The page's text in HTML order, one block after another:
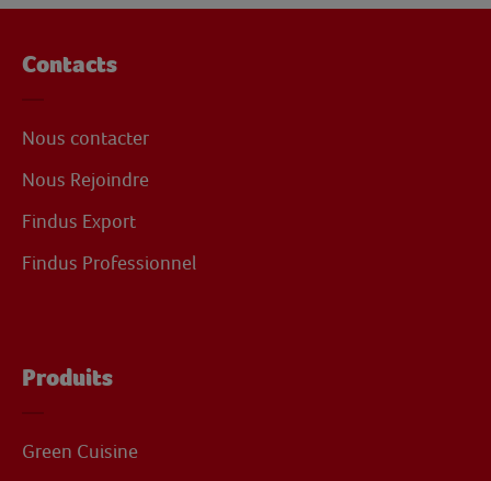
Contacts
Nous contacter
Nous Rejoindre
Findus Export
Findus Professionnel
Produits
Green Cuisine